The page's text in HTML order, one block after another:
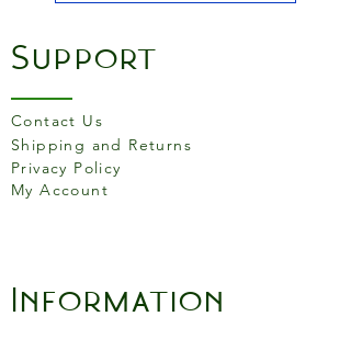
Support
Contact Us
Shipping and Returns
Privacy Policy
My Account
Information